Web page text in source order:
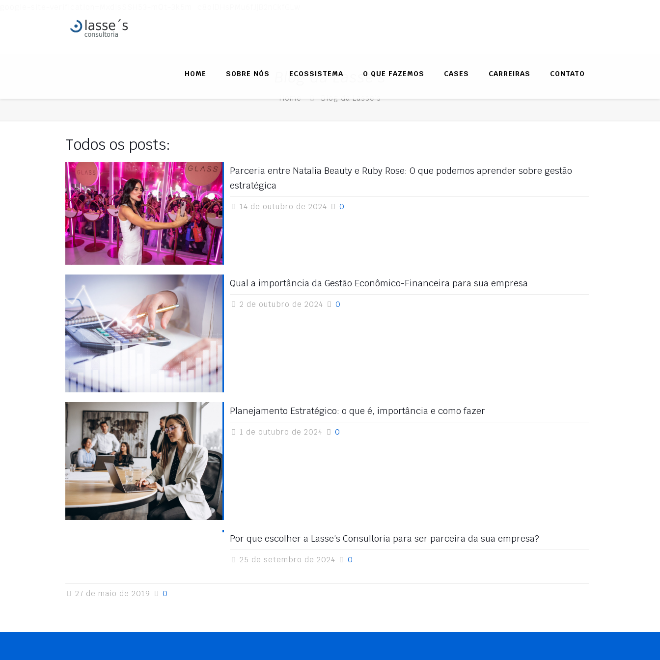
HOME SOBRE NÓS ECOSSISTEMA O QUE FAZEMOS CASES CARREIRAS CONTATO
Blog da Lasse’s
Home Blog da Lasse’s
Todos os posts:
Parceria entre Natalia Beauty e Ruby Rose: O que podemos aprender sobre gestão
estratégica
14 de outubro de 2024 0
Qual a importância da Gestão Econômico-Financeira para sua empresa
2 de outubro de 2024 0
Planejamento Estratégico: o que é, importância e como fazer
1 de outubro de 2024 0
Por que escolher a Lasse’s Consultoria para ser parceira da sua empresa?
25 de setembro de 2024 0
27 de maio de 2019 0